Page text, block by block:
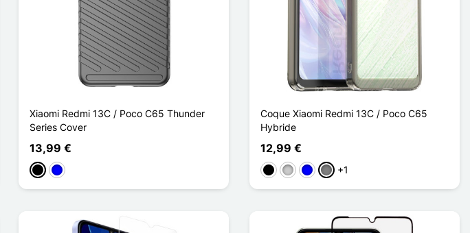
Xiaomi Redmi 13C / Poco C65 Thunder
Series Cover
13,99 €
Schwarz
Blau
Coque Xiaomi Redmi 13C / Poco C65
Hybride
12,99 €
SchwarzTransparent
BlauGris Transparent
+1